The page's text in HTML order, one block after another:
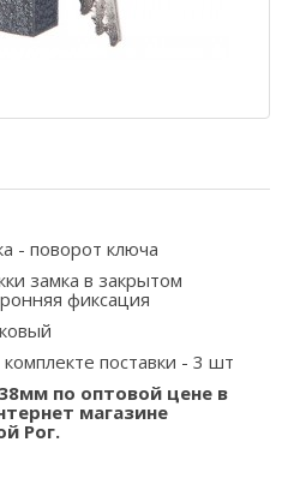
- поворот ключа
замка в закрытом
фиксация
поставки - 3 шт
по оптовой цене в
магазине
Рог.